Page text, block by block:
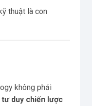
thuật là con
không phải
duy chiến lược